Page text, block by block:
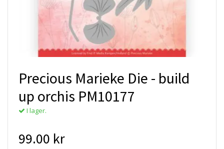
Precious Marieke Die - build
up orchis PM10177
I lager.
99.00 kr